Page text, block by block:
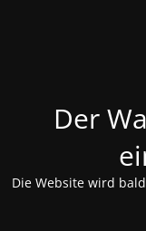
Der
Die Website wird